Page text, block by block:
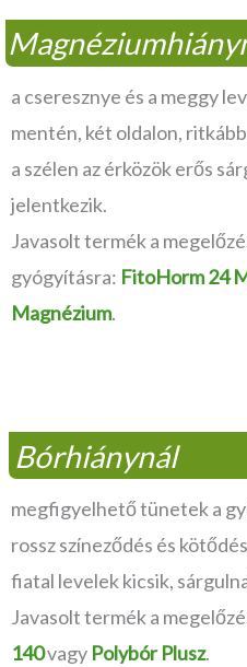
a cseresznye és a meggy
mentén, két oldalon,
a szélen az érközök erős
jelentkezik.
Javasolt termék a
gyógyításra: FitoHorm 24
Magnézium.
Bórhiánynál
megfigyelhető tünetek a
rossz színeződés és
fiatal levelek kicsik,
Javasolt termék a
140vagy Polybór Plusz.